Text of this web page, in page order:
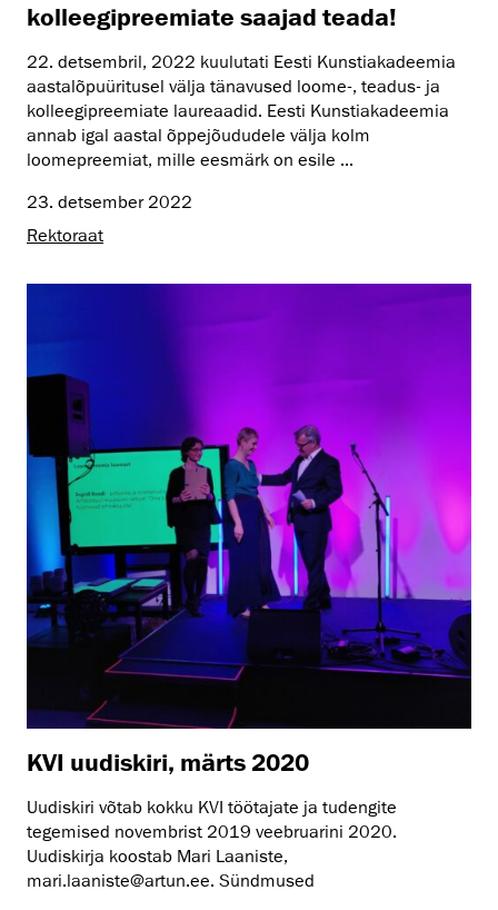
kolleegipreemiate saajad teada!
22. detsembril, 2022 kuulutati Eesti Kunstiakadeemia
aastalõpuüritusel välja tänavused loome-, teadus- ja
kolleegipreemiate laureaadid. Eesti Kunstiakadeemia
annab igal aastal õppejõududele välja kolm
loomepreemiat, mille eesmärk on esile ...
23. detsember 2022
Rektoraat
KVI uudiskiri, märts 2020
Uudiskiri võtab kokku KVI töötajate ja tudengite
tegemised novembrist 2019 veebruarini 2020.
Uudiskirja koostab Mari Laaniste,
mari.laaniste@artun.ee. Sündmused